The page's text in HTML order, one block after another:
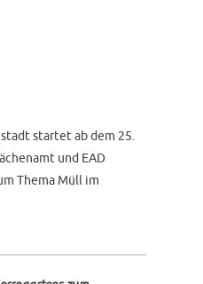
startet ab dem 25.
und EAD
Thema Müll im